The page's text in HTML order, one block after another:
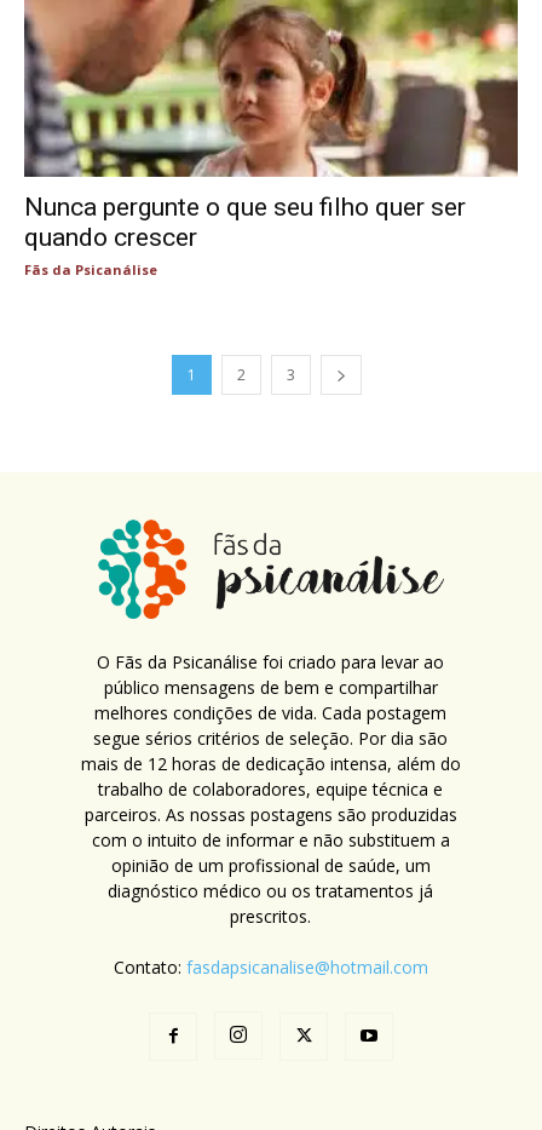
Nunca pergunte o que seu filho quer ser
quando crescer
Fãs da Psicanálise
1 2 3
O Fãs da Psicanálise foi criado para levar ao
público mensagens de bem e compartilhar
melhores condições de vida. Cada postagem
segue sérios critérios de seleção. Por dia são
mais de 12 horas de dedicação intensa, além do
trabalho de colaboradores, equipe técnica e
parceiros. As nossas postagens são produzidas
com o intuito de informar e não substituem a
opinião de um profissional de saúde, um
diagnóstico médico ou os tratamentos já
prescritos.
Contato: fasdapsicanalise@hotmail.com